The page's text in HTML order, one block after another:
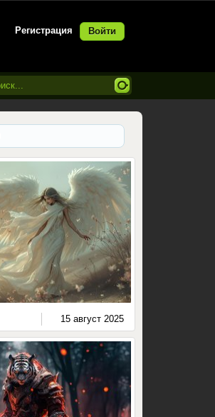
Регистрация Войти
15 август 2025